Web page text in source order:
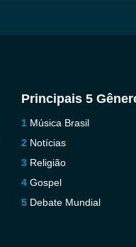
Principais 5
Música Brasil
Notícias
Religião
Gospel
Debate Mundial